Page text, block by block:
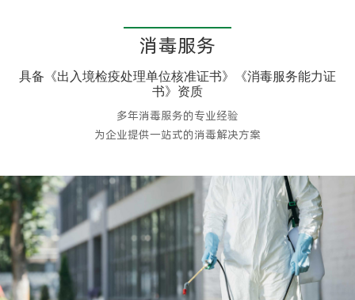
消毒服务
具备《出入境检疫处理单位核准证书》《消毒服务能力证
书》资质
多年消毒服务的专业经验
为企业提供一站式的消毒解决方案